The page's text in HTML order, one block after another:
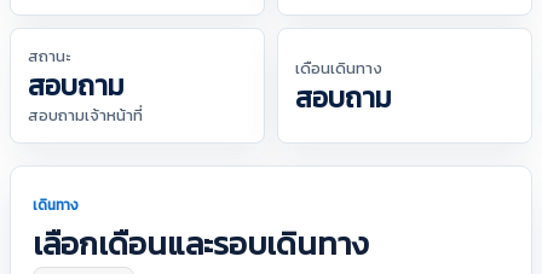
สถานะ
สอบถาม
สอบถามเจ้าหน้าที่
เดือนเดินทาง
สอบถาม
เดินทาง
เลือกเดือนและรอบเดินทาง